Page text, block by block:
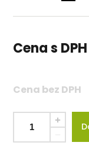
Cena s DPH
Cena bez DPH